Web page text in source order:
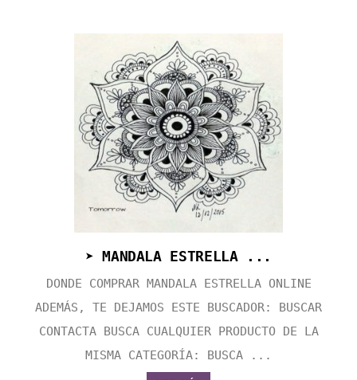
➤ MANDALA ESTRELLA ...
DONDE COMPRAR MANDALA ESTRELLA ONLINE
ADEMÁS, TE DEJAMOS ESTE BUSCADOR: BUSCAR
CONTACTA BUSCA CUALQUIER PRODUCTO DE LA
MISMA CATEGORÍA: BUSCA ...